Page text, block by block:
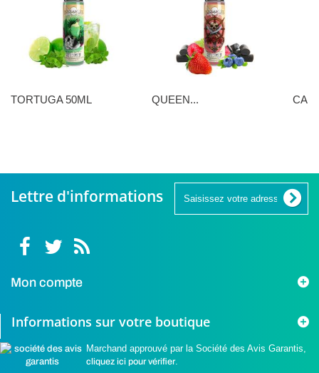
TORTUGA 50ML QUEEN...
Lettre d'informations
Mon compte
Informations sur votre boutique
Marchand approuvé par la Société des Avis Garantis,
cliquez ici pour vérifier.